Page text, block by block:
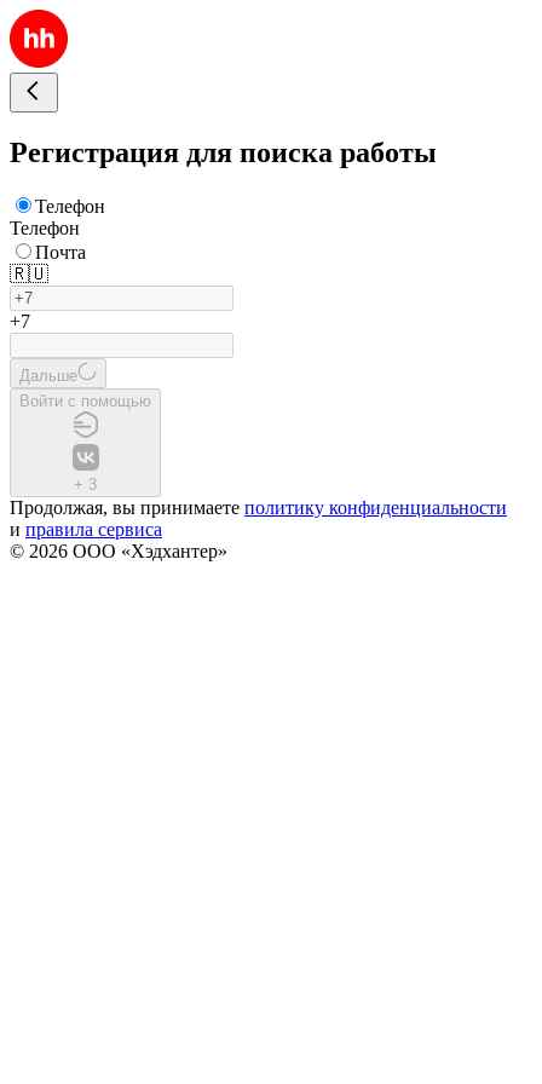
Регистрация для поиска работы
Телефон
Телефон
Почта
🇷🇺
+7
Дальше
Войти с помощью
+ 3
Продолжая, вы принимаете политику конфиденциальности
и правила сервиса
© 2026 ООО «Хэдхантер»